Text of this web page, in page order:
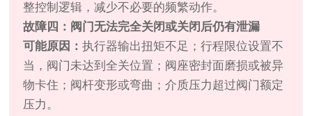
整控制逻辑，减少不必要的频繁动作。
故障四：阀门无法完全关闭或关闭后仍有泄漏
可能原因：执行器输出扭矩不足；行程限位设置不
当，阀门未达到全关位置；阀座密封面磨损或被异
物卡住；阀杆变形或弯曲；介质压力超过阀门额定
压力。